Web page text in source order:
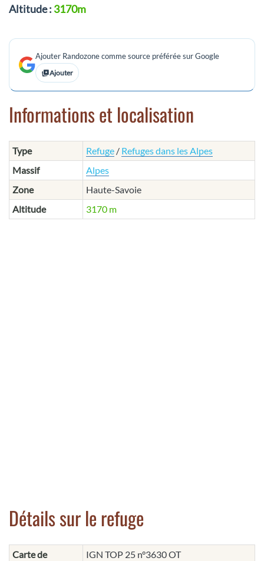
Altitude : 3170m
Ajouter Randozone comme source préférée sur Google
Ajouter
Informations et localisation
Type Refuge / Refuges dans les Alpes
Massif
Alpes
Zone
Haute-Savoie
Altitude
3170 m
Détails sur le refuge
Carte de
IGN TOP 25 n°3630 OT